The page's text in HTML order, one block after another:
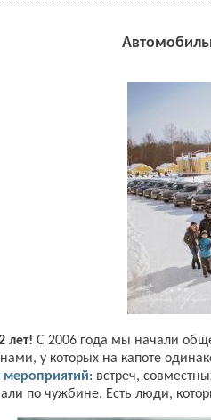
лет! С 2006 года мы начали
у которых на капоте
мероприятий: встреч,
по чужбине. Есть люди,